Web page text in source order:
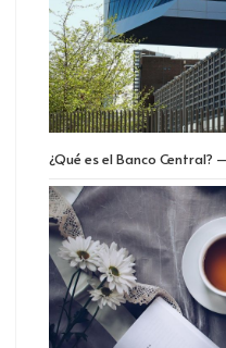
¿Qué es el Banco Central?